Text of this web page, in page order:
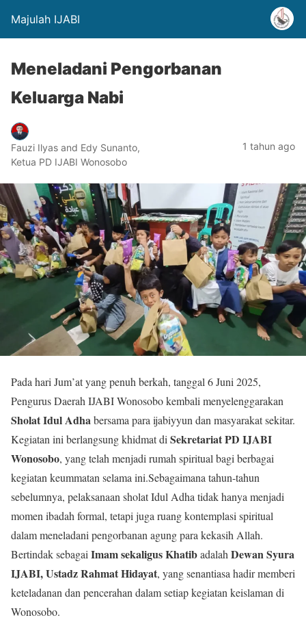
Majulah IJABI
Meneladani Pengorbanan
Keluarga Nabi
Fauzi Ilyas and Edy Sunanto,
Ketua PD IJABI Wonosobo
1 tahun ago
Pada hari Jum’at yang penuh berkah, tanggal 6 Juni 2025,
Pengurus Daerah IJABI Wonosobo kembali menyelenggarakan
Sholat Idul Adhabersama para ijabiyyun dan masyarakat sekitar.
Kegiatan ini berlangsung khidmat diSekretariat PD IJABI
Wonosobo, yang telah menjadi rumah spiritual bagi berbagai
kegiatan keummatan selama ini.Sebagaimana tahun-tahun
sebelumnya, pelaksanaan sholat Idul Adha tidak hanya menjadi
momen ibadah formal, tetapi juga ruang kontemplasi spiritual
dalam meneladani pengorbanan agung para kekasih Allah.
Bertindak sebagaiImam sekaligus KhatibadalahDewan Syura
IJABI, Ustadz Rahmat Hidayat, yang senantiasa hadir memberi
keteladanan dan pencerahan dalam setiap kegiatan keislaman di
Wonosobo.